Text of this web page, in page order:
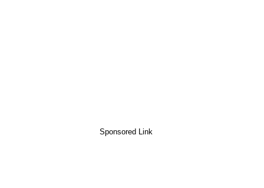
Sponsored Link